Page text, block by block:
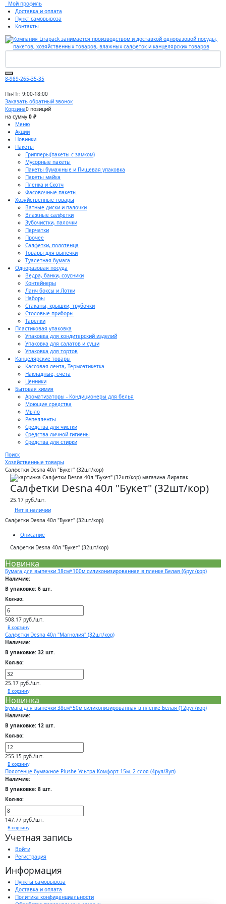
Мой профиль
Доставка и оплата
Пункт самовывоза
Контакты
8-989-265-35-35
Пн-Пт: 9:00-18:00
Заказать обратный звонок
Корзина0 позиций
на сумму 0 ₽
Меню
Акции
Новинки
Пакеты
Грипперы(пакеты с замком)
Мусорные пакеты
Пакеты бумажные и Пищевая упаковка
Пакеты майка
Пленка и Скотч
Фасовочные пакеты
Хозяйственные товары
Ватные диски и палочки
Влажные салфетки
Зубочистки, палочки
Перчатки
Прочее
Салфетки, полотенца
Товары для выпечки
Туалетная бумага
Одноразовая посуда
Ведра, банки, соусники
Контейнеры
Ланч боксы и Лотки
Наборы
Стаканы, крышки, трубочки
Столовые приборы
Тарелки
Пластиковая упаковка
Упаковка для кондитерский изделий
Упаковка для салатов и суши
Упаковка для тортов
Канцелярские товары
Кассовая лента, Термоэтикетка
Накладные, счета
Ценники
Бытовая химия
Ароматизаторы - Кондиционеры для белья
Моющие средства
Мыло
Репелленты
Средства для чистки
Средства личной гигиены
Средства для стирки
Поиск
Хозяйственные товары
Салфетки Desna 40л "Букет" (32шт/кор)
Салфетки Desna 40л "Букет" (32шт/кор)
25.17 руб./шт.
Нет в наличии
Салфетки Desna 40л "Букет" (32шт/кор)
Описание
Салфетки Desna 40л "Букет" (32шт/кор)
Новинка
Бумага для выпечки 38см*100м силиконизированная в пленке Белая (6рул/кор)
Наличие:
В упаковке: 6 шт.
Кол-во:
508.17 руб./шт.
В корзину
Салфетки Desna 40л "Магнолия" (32шт/кор)
Наличие:
В упаковке: 32 шт.
Кол-во:
25.17 руб./шт.
В корзину
Новинка
Бумага для выпечки 38см*50м силиконизированная в пленке Белая (12рул/кор)
Наличие:
В упаковке: 12 шт.
Кол-во:
255.15 руб./шт.
В корзину
Полотенце бумажное Plushe Ультра Комфорт 15м. 2 слоя (4рул/8уп)
Наличие:
В упаковке: 8 шт.
Кол-во:
147.77 руб./шт.
В корзину
Учетная запись
Войти
Регистрация
Информация
Пункты самовывоза
Доставка и оплата
Политика конфиденциальности